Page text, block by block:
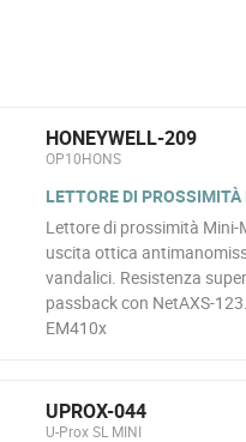
HONEYWELL-209
OP10HONS
LETTORE DI
Lettore di prossimità Mini-
uscita ottica
vandalici. Resistenza
passback con NetAXS-
EM410x
UPROX-044
U-Prox SL MINI